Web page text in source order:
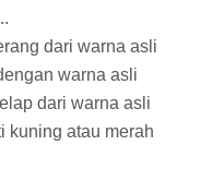
dari warna asli
warna asli
dari warna asli
kuning atau merah